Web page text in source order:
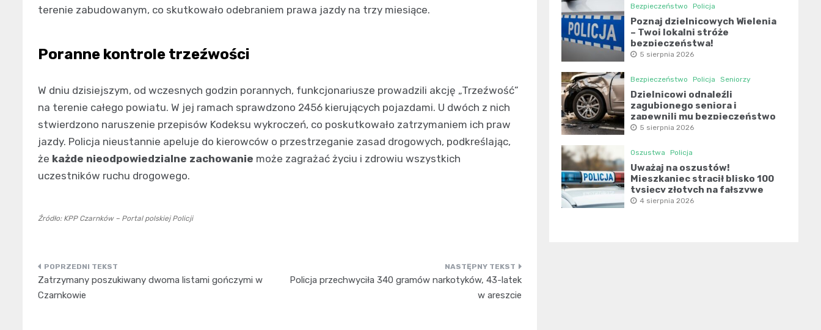
terenie zabudowanym, co skutkowało odebraniem prawa jazdy na trzy miesiące.
Poranne kontrole trzeźwości
W dniu dzisiejszym, od wczesnych godzin porannych, funkcjonariusze prowadzili akcję „Trzeźwość”
na terenie całego powiatu. W jej ramach sprawdzono 2456 kierujących pojazdami. U dwóch z nich
stwierdzono naruszenie przepisów Kodeksu wykroczeń, co poskutkowało zatrzymaniem ich praw
jazdy. Policja nieustannie apeluje do kierowców o przestrzeganie zasad drogowych, podkreślając,
że każde nieodpowiedzialne zachowanie może zagrażać życiu i zdrowiu wszystkich
uczestników ruchu drogowego.
Źródło: KPP Czarnków – Portal polskiej Policji
Nawigacja
wpisu
Zatrzymany poszukiwany dwoma listami gończymi w
Czarnkowie
Policja przechwyciła 340 gramów narkotyków, 43-latek
w areszcie
Bezpieczeństwo Policja
Poznaj dzielnicowych Wielenia
– Twoi lokalni stróże
bezpieczeństwa!
5 sierpnia 2026
Bezpieczeństwo Policja Seniorzy
Dzielnicowi odnaleźli
zagubionego seniora i
zapewnili mu bezpieczeństwo
5 sierpnia 2026
Oszustwa Policja
Uważaj na oszustów!
Mieszkaniec stracił blisko 100
tysięcy złotych na fałszywe
inwestycje
4 sierpnia 2026